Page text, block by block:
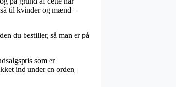
til kvinder og mænd –
du bestiller, så man er på
som er
ind under en orden,